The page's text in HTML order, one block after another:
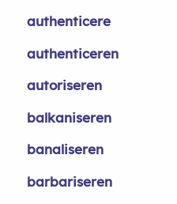
authenticere
authenticeren
autoriseren
balkaniseren
banaliseren
barbariseren